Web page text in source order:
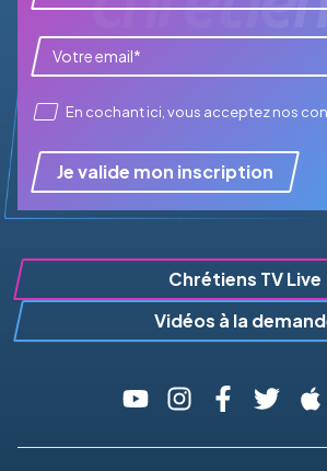
En cochant ici, vous accepteznos
Je valide mon inscription
Chrétiens TV Live
Vidéos à la